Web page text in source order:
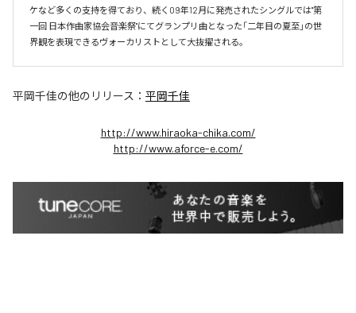
ケなど多くの支持を得ており、続く09年12月に発売されたシングルでは"第
一回 日本作曲家協会音楽祭"にてグランプリ曲となった「二年目の夏至」の世
界観を表現できるヴォーカリストとして大抜擢される。
平岡千佳の他のリリース： 平岡千佳
http://www.hiraoka-chika.com/
http://www.aforce-e.com/